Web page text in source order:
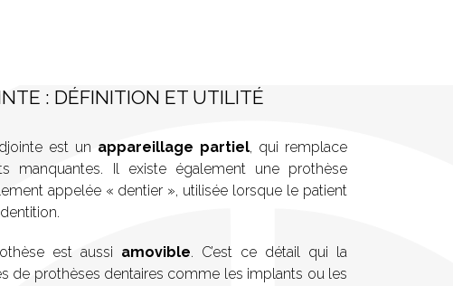
: DÉFINITION ET UTILITÉ
est un appareillage partiel, qui remplace
manquantes. Il existe également une prothèse
appelée « dentier », utilisée lorsque le patient
est aussi amovible. C’est ce détail qui la
de prothèses dentaires comme les implants ou les